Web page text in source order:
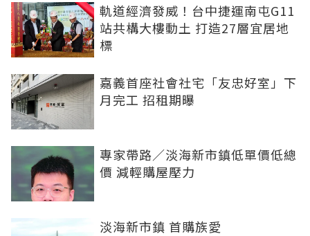
軌道經濟發威！台中捷運南屯G11
站共構大樓動土 打造27層宜居地
標
嘉義首座社會社宅「友忠好室」下
月完工 招租期曝
專家帶路／淡海新市鎮低單價低總
價 減輕購屋壓力
淡海新市鎮 首購族愛